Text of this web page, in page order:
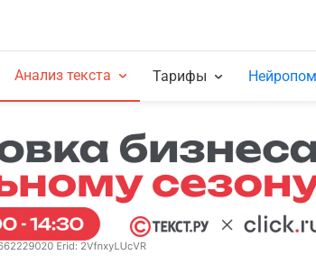
Анализ текста Тарифы